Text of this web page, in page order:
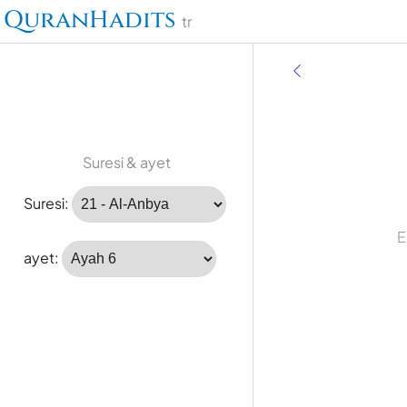
QuranHadits tr
Suresi & ayet
Suresi:
ayet: